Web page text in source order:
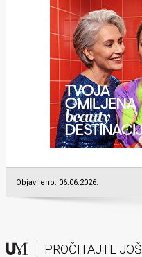
Objavljeno: 06.06.2026.
PROČITAJTE JOŠ